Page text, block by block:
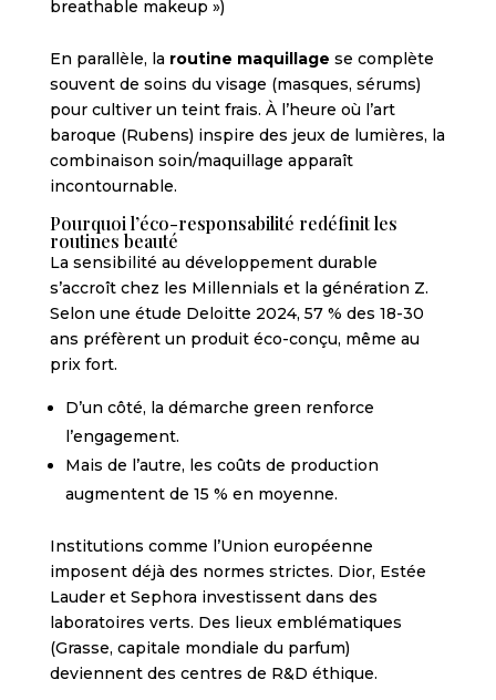
breathable makeup »)
En parallèle, la routine maquillage se complète
souvent de soins du visage (masques, sérums)
pour cultiver un teint frais. À l’heure où l’art
baroque (Rubens) inspire des jeux de lumières, la
combinaison soin/maquillage apparaît
incontournable.
Pourquoi l’éco-responsabilité redéfinit les
routines beauté
La sensibilité au développement durable
s’accroît chez les Millennials et la génération Z.
Selon une étude Deloitte 2024, 57 % des 18-30
ans préfèrent un produit éco-conçu, même au
prix fort.
D’un côté, la démarche green renforce
l’engagement.
Mais de l’autre, les coûts de production
augmentent de 15 % en moyenne.
Institutions comme l’Union européenne
imposent déjà des normes strictes. Dior, Estée
Lauder et Sephora investissent dans des
laboratoires verts. Des lieux emblématiques
(Grasse, capitale mondiale du parfum)
deviennent des centres de R&D éthique.